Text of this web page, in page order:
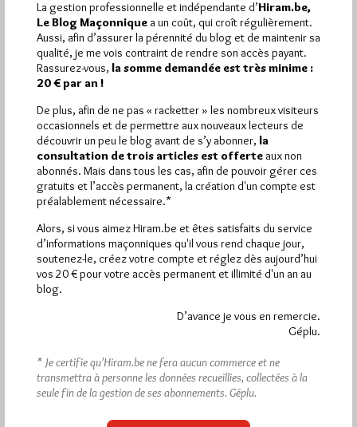
visiteset 3 133 pages ont été lues (Source :
Pirsch.io)
Plus d’informations
La gestion professionnelle et indépendante d’Hiram.be,
Le Blog Maçonnique a un coût, qui croît régulièrement.
Aussi, afin d’assurer la pérennité du blog et de maintenir sa
qualité, je me vois contraint de rendre son accès payant.
Rassurez-vous, la somme demandée est très minime :
20 € par an !
De plus, afin de ne pas « racketter » les nombreux visiteurs
occasionnels et de permettre aux nouveaux lecteurs de
découvrir un peu le blog avant de s’y abonner, la
consultation de trois articles est offerte aux non
abonnés. Mais dans tous les cas, afin de pouvoir gérer ces
gratuits et l’accès permanent, la création d'un compte est
préalablement nécessaire.*
Alors, si vous aimez Hiram.be et êtes satisfaits du service
d’informations maçonniques qu'il vous rend chaque jour,
soutenez-le, créez votre compte et réglez dès aujourd’hui
vos 20 € pour votre accès permanent et illimité d'un an au
blog.
D’avance je vous en remercie.
Géplu.
* Je certifie qu’Hiram.be ne fera aucun commerce et ne
transmettra à personne les données recueillies, collectées à la
seule fin de la gestion de ses abonnements. Géplu.